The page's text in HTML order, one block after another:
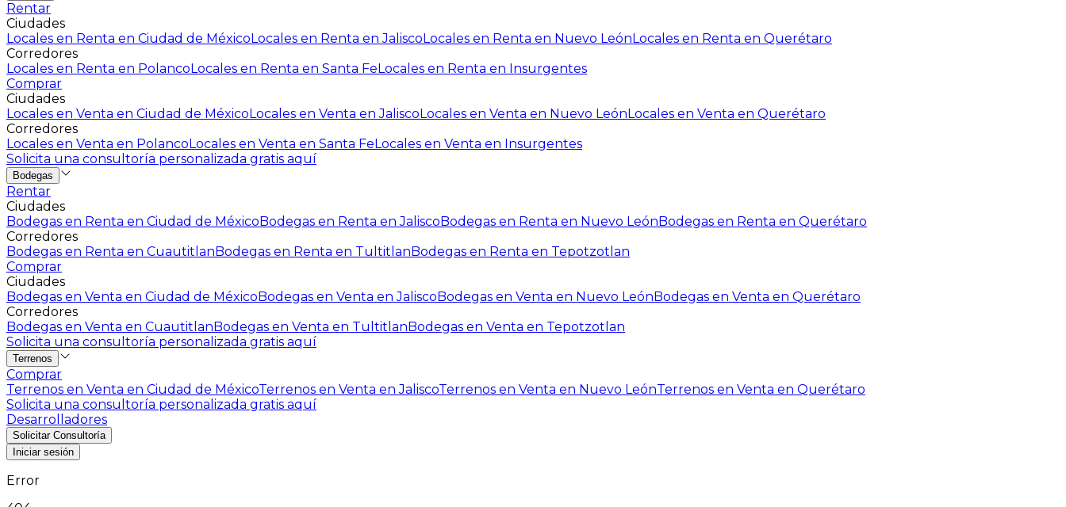
Rentar
Ciudades
Locales en Renta en Ciudad de MéxicoLocales en Renta en JaliscoLocales en Renta en Nuevo LeónLocales en Renta en Querétaro
Corredores
Locales en Renta en PolancoLocales en Renta en Santa FeLocales en Renta en Insurgentes
Comprar
Ciudades
Locales en Venta en Ciudad de MéxicoLocales en Venta en JaliscoLocales en Venta en Nuevo LeónLocales en Venta en Querétaro
Corredores
Locales en Venta en PolancoLocales en Venta en Santa FeLocales en Venta en Insurgentes
Solicita una consultoría personalizada gratis aquí
Bodegas
Rentar
Ciudades
Bodegas en Renta en Ciudad de MéxicoBodegas en Renta en JaliscoBodegas en Renta en Nuevo LeónBodegas en Renta en Querétaro
Corredores
Bodegas en Renta en CuautitlanBodegas en Renta en TultitlanBodegas en Renta en Tepotzotlan
Comprar
Ciudades
Bodegas en Venta en Ciudad de MéxicoBodegas en Venta en JaliscoBodegas en Venta en Nuevo LeónBodegas en Venta en Querétaro
Corredores
Bodegas en Venta en CuautitlanBodegas en Venta en TultitlanBodegas en Venta en Tepotzotlan
Solicita una consultoría personalizada gratis aquí
Terrenos
Comprar
Terrenos en Venta en Ciudad de MéxicoTerrenos en Venta en JaliscoTerrenos en Venta en Nuevo LeónTerrenos en Venta en Querétaro
Solicita una consultoría personalizada gratis aquí
Desarrolladores
Solicitar Consultoría
Iniciar sesión
Error